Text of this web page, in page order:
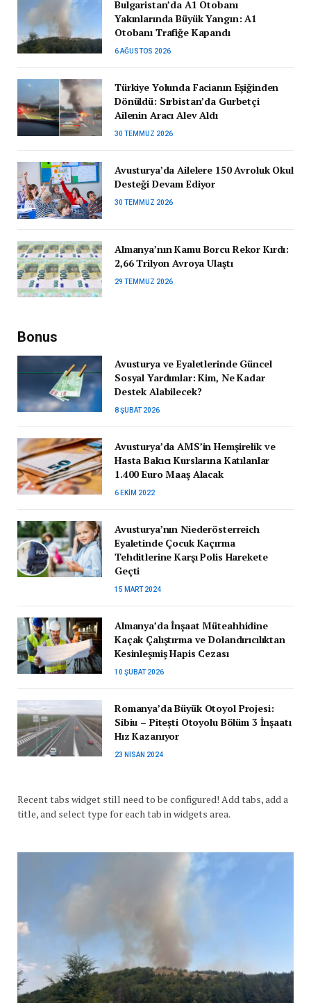
Bulgaristan’da A1 Otobanı
Yakınlarında Büyük Yangın: A1
Otobanı Trafiğe Kapandı
6 AĞUSTOS 2026
Türkiye Yolunda Facianın Eşiğinden
Dönüldü: Sırbistan’da Gurbetçi
Ailenin Aracı Alev Aldı
30 TEMMUZ 2026
Avusturya’da Ailelere 150 Avroluk Okul
Desteği Devam Ediyor
30 TEMMUZ 2026
Almanya’nın Kamu Borcu Rekor Kırdı:
2,66 Trilyon Avroya Ulaştı
29 TEMMUZ 2026
Bonus
Avusturya ve Eyaletlerinde Güncel
Sosyal Yardımlar: Kim, Ne Kadar
Destek Alabilecek?
8 ŞUBAT 2026
Avusturya’da AMS’in Hemşirelik ve
Hasta Bakıcı Kurslarına Katılanlar
1.400 Euro Maaş Alacak
6 EKIM 2022
Avusturya’nın Niederösterreich
Eyaletinde Çocuk Kaçırma
Tehditlerine Karşı Polis Harekete
Geçti
15 MART 2024
Almanya’da İnşaat Müteahhidine
Kaçak Çalıştırma ve Dolandırıcılıktan
Kesinleşmiş Hapis Cezası
10 ŞUBAT 2026
Romanya’da Büyük Otoyol Projesi:
Sibiu – Pitești Otoyolu Bölüm 3 İnşaatı
Hız Kazanıyor
23 NISAN 2024
Recent tabs widget still need to be configured! Add tabs, add a
title, and select type for each tab in widgets area.